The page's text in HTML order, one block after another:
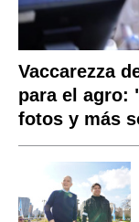
Vaccarezza
para el agro:
fotos y más